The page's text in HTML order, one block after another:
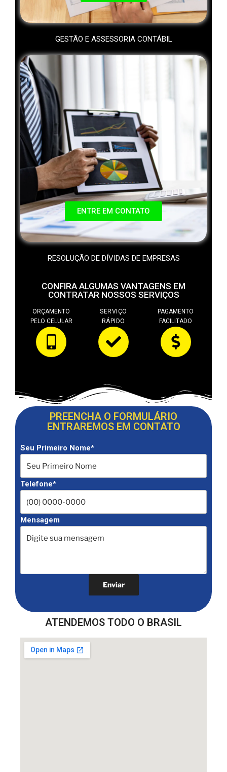
GESTÃO E ASSESSORIA CONTÁBIL
ENTRE EM CONTATO
RESOLUÇÃO DE DÍVIDAS DE EMPRESAS
CONFIRA ALGUMAS VANTAGENS EM
CONTRATAR NOSSOS SERVIÇOS
ORÇAMENTO
PELO CELULAR
SERVIÇO
RÁPIDO
PAGAMENTO
FACILITADO
PREENCHA O FORMULÁRIO
ENTRAREMOS EM CONTATO
Seu Primeiro Nome*
Telefone*
Mensagem
ATENDEMOS TODO O BRASIL